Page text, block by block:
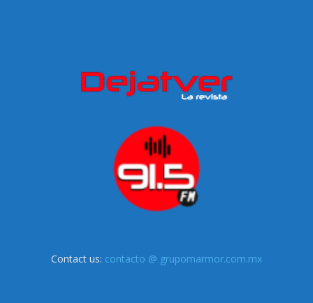
Contact us: contacto @ grupomarmor.com.mx